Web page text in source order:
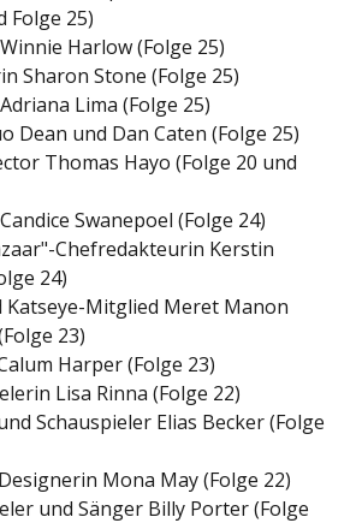
Folge 25)
Harlow (Folge 25)
Sharon Stone (Folge 25)
Lima (Folge 25)
Dean und Dan Caten (Folge 25)
Thomas Hayo (Folge 20 und
Swanepoel (Folge 24)
Chefredakteurin Kerstin
24)
Katseye-Mitglied Meret Manon
23)
Harper (Folge 23)
Lisa Rinna (Folge 22)
Schauspieler Elias Becker (Folge
Mona May (Folge 22)
und Sänger Billy Porter (Folge